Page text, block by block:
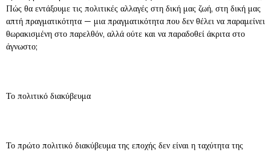
Πώς θα εντάξουμε τις πολιτικές αλλαγές στη δική μας ζωή, στη δική μας
απτή πραγματικότητα — μια πραγματικότητα που δεν θέλει να παραμείνει
θωρακισμένη στο παρελθόν, αλλά ούτε και να παραδοθεί άκριτα στο
άγνωστο;
Το πολιτικό διακύβευμα
Το πρώτο πολιτικό διακύβευμα της εποχής δεν είναι η ταχύτητα της